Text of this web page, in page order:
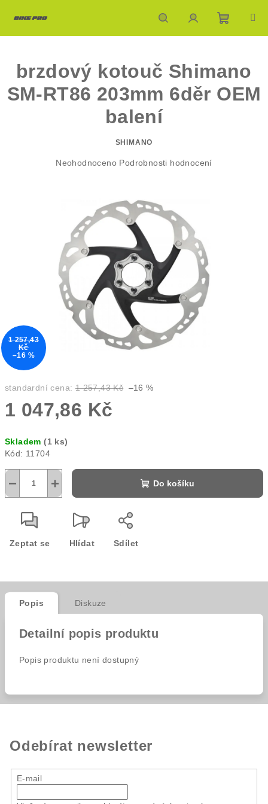
HledatPřihlášeníNákupní
košík
standardní cena: 1 257,43 Kč –16 %
1 047,86 Kč
cena:
Skladem(1 ks)
Kód: 11704
+
− Do košíku
Zeptat se Hlídat Sdílet
brzdový kotouč Shimano
SM-RT86 203mm 6děr OEM
balení
SHIMANO
Průměrné
hvězdiček.
Neohodnoceno Podrobnosti hodnocení
1 257,43
Kč
–16 %
Popis Diskuze
Detailní popis produktu
Popis produktu není dostupný
Odebírat newsletter
E-mail